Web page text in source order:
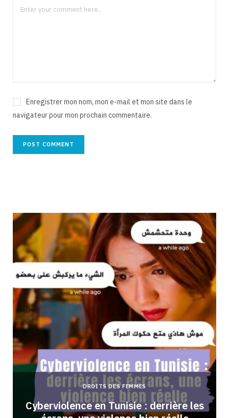
Enregistrer mon nom, mon e-mail et mon site dans le
navigateur pour mon prochain commentaire.
DROITS DES FEMMES
Cyberviolence en Tunisie : derrière les